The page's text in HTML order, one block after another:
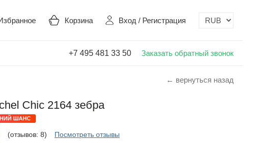
Корзина Вход / Регистрация
+7 495 481 33 50 Заказать обратный звонок
← вернуться назад
Chic 2164 зебра
ШАНС
(отзывов: 8) Посмотреть отзывы